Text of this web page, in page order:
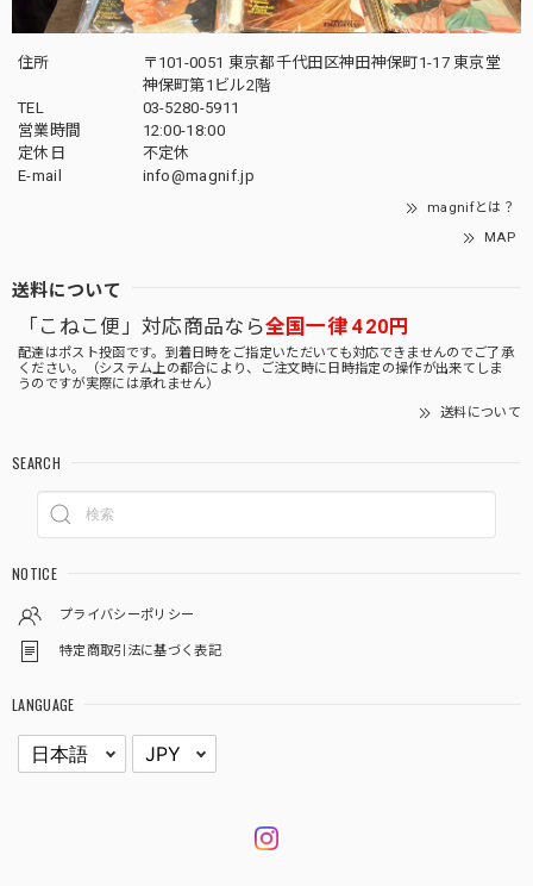
住所
〒101-0051 東京都千代田区神田神保町1-17 東京堂
神保町第1ビル2階
TEL
03-5280-5911
営業時間
12:00-18:00
定休日
不定休
E-mail
info@magnif.jp
magnifとは？
MAP
送料について
「こねこ便」対応商品なら全国一律 420円
配達はポスト投函です。到着日時をご指定いただいても対応できませんのでご了承
ください。（システム上の都合により、ご注文時に日時指定の操作が出来てしま
うのですが実際には承れません）
送料について
SEARCH
NOTICE
プライバシーポリシー
特定商取引法に基づく表記
LANGUAGE